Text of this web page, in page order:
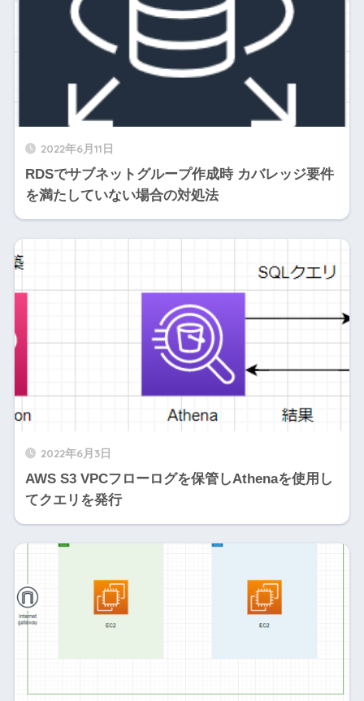
2022年6月11日
RDSでサブネットグループ作成時 カバレッジ要件
を満たしていない場合の対処法
2022年6月3日
AWS S3 VPCフローログを保管しAthenaを使用し
てクエリを発行